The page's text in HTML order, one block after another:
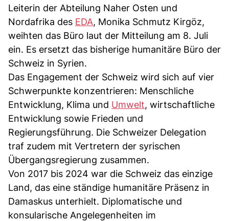
Leiterin der Abteilung Naher Osten und
Nordafrika des EDA, Monika Schmutz Kirgöz,
weihten das Büro laut der Mitteilung am 8. Juli
ein. Es ersetzt das bisherige humanitäre Büro der
Schweiz in Syrien.
Das Engagement der Schweiz wird sich auf vier
Schwerpunkte konzentrieren: Menschliche
Entwicklung, Klima und Umwelt, wirtschaftliche
Entwicklung sowie Frieden und
Regierungsführung. Die Schweizer Delegation
traf zudem mit Vertretern der syrischen
Übergangsregierung zusammen.
Von 2017 bis 2024 war die Schweiz das einzige
Land, das eine ständige humanitäre Präsenz in
Damaskus unterhielt. Diplomatische und
konsularische Angelegenheiten im